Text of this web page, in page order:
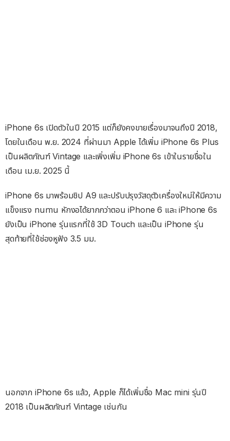
iPhone 6s เปิดตัวในปี 2015 แต่ก็ยังคงขายเรื่องมาจนถึงปี 2018,
โดยในเดือน พ.ย. 2024 ที่ผ่านมา Apple ได้เพิ่ม iPhone 6s Plus
เป็นผลิตภัณฑ์ Vintage และเพิ่งเพิ่ม iPhone 6s เข้าในรายชื่อใน
เดือน เม.ย. 2025 นี้
iPhone 6s มาพร้อมชิป A9 และปรับปรุงวัสดุตัวเครื่องใหม่ให้มีความ
แข็งแรง ทนทาน หักงอได้ยากกว่าตอน iPhone 6 และ iPhone 6s
ยังเป็น iPhone รุ่นแรกที่ใช้ 3D Touch และเป็น iPhone รุ่น
สุดท้ายที่ใช้ช่องหูฟัง 3.5 มม.
นอกจาก iPhone 6s แล้ว, Apple ก็ได้เพิ่มชื่อ Mac mini รุ่นปี
2018 เป็นผลิตภัณฑ์ Vintage เช่นกัน